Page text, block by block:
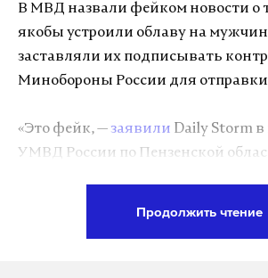
В МВД назвали фейком новости о
якобы устроили облаву на мужчин
заставляли их подписывать
Минобороны России для
«Это фейк, — заявили Daily Storm в
УМВД России по Пензенской
Продолжить чтение